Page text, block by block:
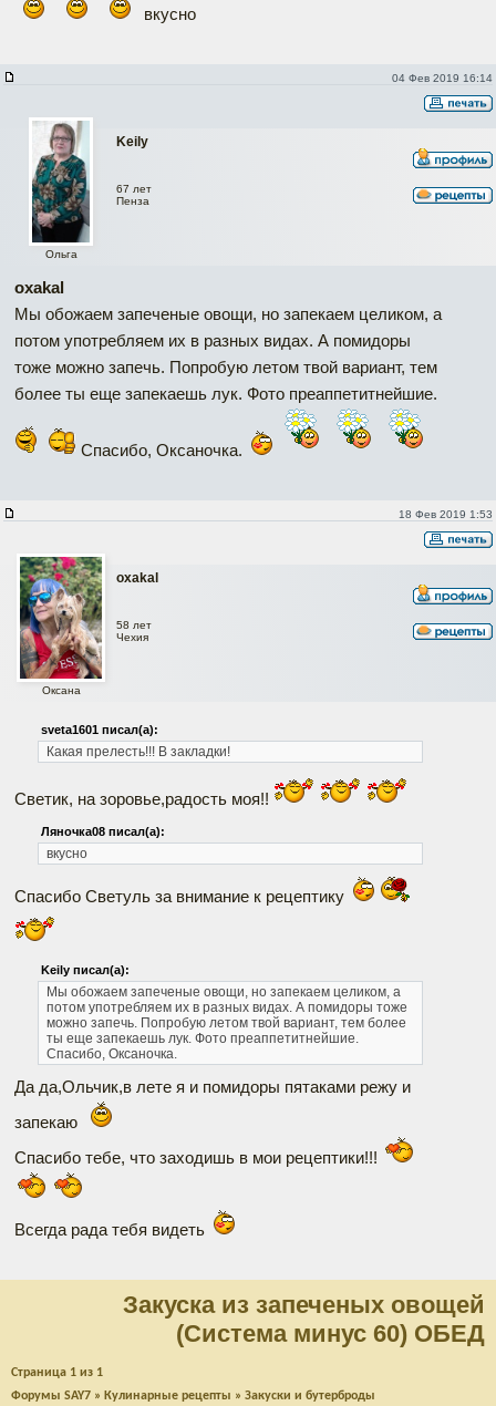
вкусно
04 Фев 2019 16:14
Keily
Ольга
67 лет
Пенза
oxakal
Мы обожаем запеченые овощи, но запекаем целиком, а
потом употребляем их в разных видах. А помидоры
тоже можно запечь. Попробую летом твой вариант, тем
более ты еще запекаешь лук. Фото преаппетитнейшие.
Спасибо, Оксаночка.
18 Фев 2019 1:53
oxakal
Оксана
58 лет
Чехия
sveta1601 писал(а):
Какая прелесть!!! В закладки!
Светик, на зоровье,радость моя!!
Ляночка08 писал(а):
вкусно
Спасибо Светуль за внимание к рецептику
Keily писал(а):
Мы обожаем запеченые овощи, но запекаем целиком, а
потом употребляем их в разных видах. А помидоры тоже
можно запечь. Попробую летом твой вариант, тем более
ты еще запекаешь лук. Фото преаппетитнейшие.
Спасибо, Оксаночка.
Да да,Ольчик,в лете я и помидоры пятаками режу и
запекаю
Спасибо тебе, что заходишь в мои рецептики!!!
Всегда рада тебя видеть
Закуска из запеченых овощей
(Система минус 60) ОБЕД
Страница 1 из 1
Форумы SAY7 » Кулинарные рецепты » Закуски и бутерброды